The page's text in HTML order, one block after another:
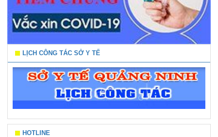
LỊCH CÔNG TÁC SỞ Y TẾ
HOTLINE